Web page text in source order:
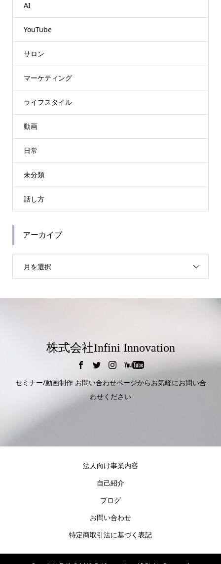
AI
YouTube
サロン
マーケティング
ライフスタイル
動画
日常
未分類
話し方
アーカイブ
月を選択
株式会社Infini Innovation
セミナー/動画制作 お問い合わせページからお気軽にお問い合
わせください
法人向け事業内容
自己紹介
ブログ
お問い合わせ
特定商取引法に基づく表記